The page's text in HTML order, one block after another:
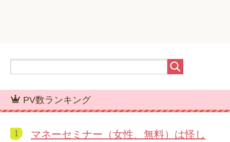
PV数ランキング
マネーセミナー（女性、無料）は怪し